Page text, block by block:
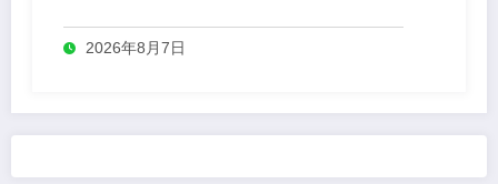
2026年8月7日